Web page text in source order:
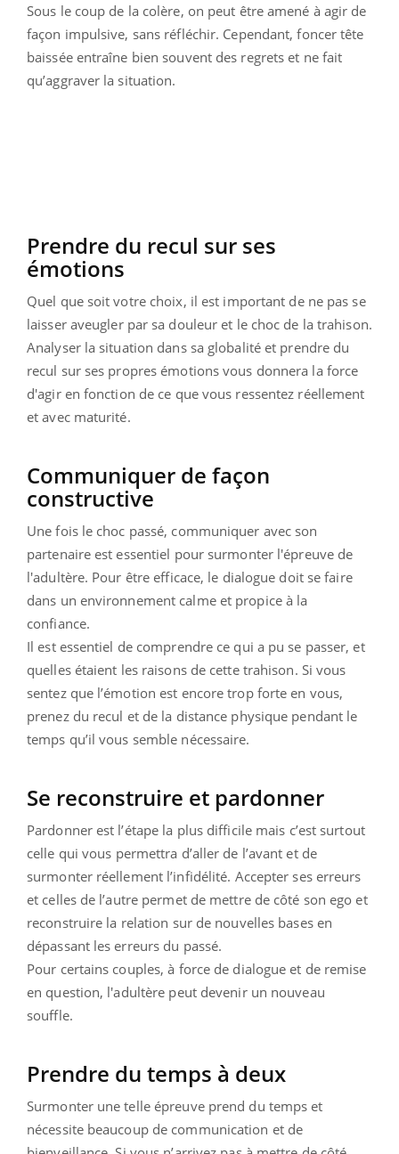
Sous le coup de la colère, on peut être amené à agir de
façon impulsive, sans réfléchir. Cependant, foncer tête
baissée entraîne bien souvent des regrets et ne fait
qu’aggraver la situation.
Prendre du recul sur ses
émotions
Quel que soit votre choix, il est important de ne pas se
laisser aveugler par sa douleur et le choc de la trahison.
Analyser la situation dans sa globalité et prendre du
recul sur ses propres émotions vous donnera la force
d'agir en fonction de ce que vous ressentez réellement
et avec maturité.
Communiquer de façon
constructive
Une fois le choc passé, communiquer avec son
partenaire est essentiel pour surmonter l'épreuve de
l'adultère. Pour être efficace, le dialogue doit se faire
dans un environnement calme et propice à la
confiance.
Il est essentiel de comprendre ce qui a pu se passer, et
quelles étaient les raisons de cette trahison. Si vous
sentez que l’émotion est encore trop forte en vous,
prenez du recul et de la distance physique pendant le
temps qu’il vous semble nécessaire.
Se reconstruire et pardonner
Pardonner est l’étape la plus difficile mais c’est surtout
celle qui vous permettra d’aller de l’avant et de
surmonter réellement l’infidélité. Accepter ses erreurs
et celles de l’autre permet de mettre de côté son ego et
reconstruire la relation sur de nouvelles bases en
dépassant les erreurs du passé.
Pour certains couples, à force de dialogue et de remise
en question, l'adultère peut devenir un nouveau
souffle.
Prendre du temps à deux
Surmonter une telle épreuve prend du temps et
nécessite beaucoup de communication et de